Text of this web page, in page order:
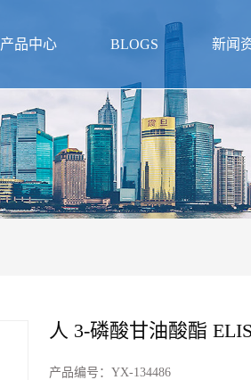
产品中心 BLOGS 新闻
人 3-磷酸甘油酸酯
产品编号： YX-134486